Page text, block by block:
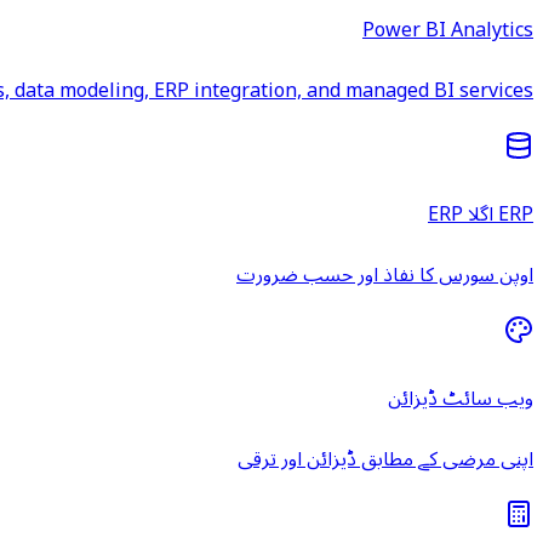
Power BI Analytics
data modeling, ERP integration, and managed BI services.
ERP اگلا ERP
اوپن سورس کا نفاذ اور حسب ضرورت
ویب سائٹ ڈیزائن
اپنی مرضی کے مطابق ڈیزائن اور ترقی